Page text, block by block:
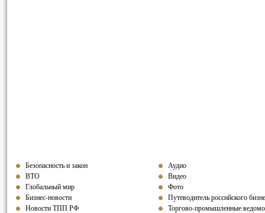
Безопасность и закон
ВТО
Глобальный мир
Бизнес-новости
Новости ТПП РФ
Аудио
Видео
Фото
Путеводитель российского
Торгово-промышленные